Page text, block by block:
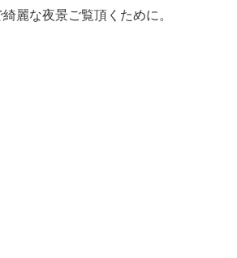
麗な夜景ご覧頂くために。